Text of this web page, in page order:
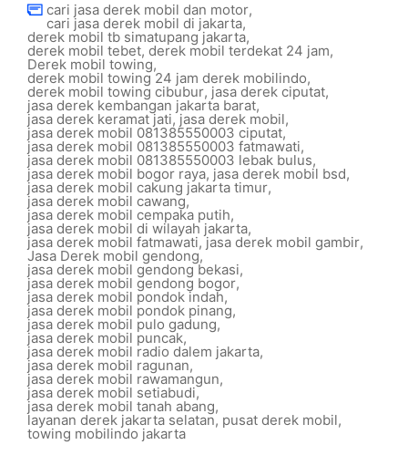
cari jasa derek mobil dan motor,
cari jasa derek mobil di jakarta,
derek mobil tb simatupang jakarta,
derek mobil tebet, derek mobil terdekat 24 jam,
Derek mobil towing,
derek mobil towing 24 jam derek mobilindo,
derek mobil towing cibubur, jasa derek ciputat,
jasa derek kembangan jakarta barat,
jasa derek keramat jati,jasa derek mobil,
jasa derek mobil 081385550003 ciputat,
jasa derek mobil 081385550003 fatmawati,
jasa derek mobil 081385550003 lebak bulus,
jasa derek mobil bogor raya, jasa derek mobil bsd,
jasa derek mobil cakung jakarta timur,
jasa derek mobil cawang,
jasa derek mobil cempaka putih,
jasa derek mobil di wilayah jakarta,
jasa derek mobil fatmawati,jasa derek mobil gambir,
Jasa Derek mobil gendong,
jasa derek mobil gendong bekasi,
jasa derek mobil gendong bogor,
jasa derek mobil pondok indah,
jasa derek mobil pondok pinang,
jasa derek mobil pulo gadung,
jasa derek mobil puncak,
jasa derek mobil radio dalem jakarta,
jasa derek mobil ragunan,
jasa derek mobil rawamangun,
jasa derek mobil setiabudi,
jasa derek mobil tanah abang,
layanan derek jakarta selatan, pusat derek mobil,
towing mobilindo jakarta